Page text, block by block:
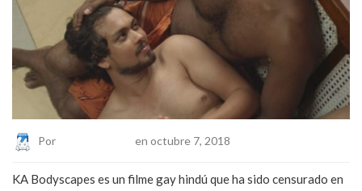
Por en octubre 7, 2018
KA Bodyscapes es un filme gay hindú que ha sido censurado en